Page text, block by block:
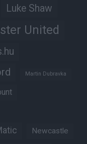
Luke Shaw
United
Martin Dubravka
Newcastle